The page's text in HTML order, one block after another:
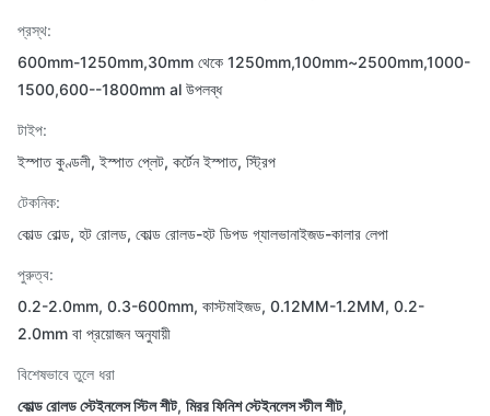
প্রস্থ:
600mm-1250mm,30mm থেকে 1250mm,100mm~2500mm,1000-
1500,600--1800mm al উপলব্ধ
টাইপ:
ইস্পাত কুণ্ডলী, ইস্পাত প্লেট, কর্টেন ইস্পাত, স্ট্রিপ
টেকনিক:
কোল্ড রোল্ড, হট রোলড, কোল্ড রোলড-হট ডিপড গ্যালভানাইজড-কালার লেপা
পুরুত্ব:
0.2-2.0mm, 0.3-600mm, কাস্টমাইজড, 0.12MM-1.2MM, 0.2-
2.0mm বা প্রয়োজন অনুযায়ী
বিশেষভাবে তুলে ধরা
কোল্ড রোলড স্টেইনলেস স্টিল শীট, মিরর ফিনিশ স্টেইনলেস স্টীল শীট,